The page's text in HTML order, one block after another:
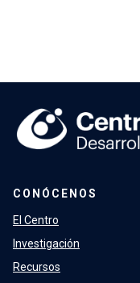
CONÓCENOS
El Centro
Investigación
Recursos